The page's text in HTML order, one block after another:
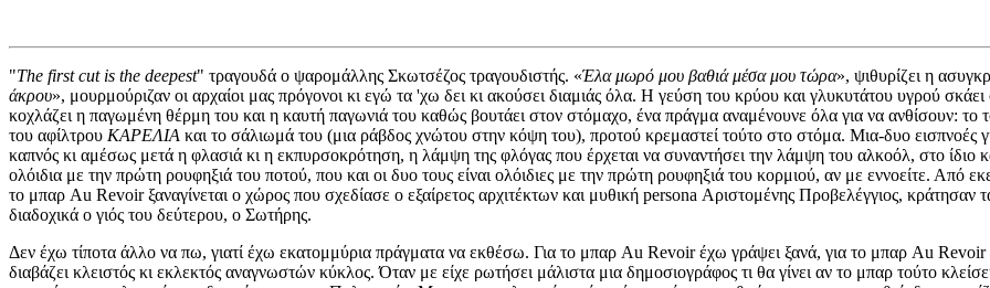
"The first cut is the deepest" τραγουδά ο ψαρομάλλης Σκωτσέζος τραγουδιστής. «Έλα μωρό μου βαθιά μέσα μου τώρα», ψιθυρίζει η
άκρου», μουρμούριζαν οι αρχαίοι μας πρόγονοι κι εγώ τα 'χω δει κι ακούσει διαμιάς όλα. Η γεύση του κρύου και γλυκυτάτου υγρού
κοχλάζει η παγωμένη θέρμη του και η καυτή παγωνιά του καθώς βουτάει στον στόμαχο, ένα πράγμα αναμένουνε όλα για να ανθίσουν: το
του αφίλτρου ΚΑΡΕΛΙΑ και το σάλιωμά του (μια ράβδος χνώτου στην κόψη του), προτού κρεμαστεί τούτο στο στόμα. Μια-δυο εισπνοές
καπνός κι αμέσως μετά η φλασιά κι η εκπυρσοκρότηση, η λάμψη της φλόγας που έρχεται να συναντήσει την λάμψη του αλκοόλ, στο ίδιο
ολόιδια με την πρώτη ρουφηξιά του ποτού, που και οι δυο τους είναι ολόιδιες με την πρώτη ρουφηξιά του κορμιού, αν με εννοείτε. Από
το μπαρ Au Revoir ξαναγίνεται ο χώρος που σχεδίασε ο εξαίρετος αρχιτέκτων και μυθική persona Αριστομένης Προβελέγγιος,
διαδοχικά ο γιός του δεύτερου, ο Σωτήρης.
Δεν έχω τίποτα άλλο να πω, γιατί έχω εκατομμύρια πράγματα να εκθέσω. Για το μπαρ Au Revoir έχω γράψει ξανά, για το μπαρ Au Revoir
διαβάζει κλειστός κι εκλεκτός αναγνωστών κύκλος. Όταν με είχε ρωτήσει μάλιστα μια δημοσιογράφος τι θα γίνει αν το μπαρ τούτο